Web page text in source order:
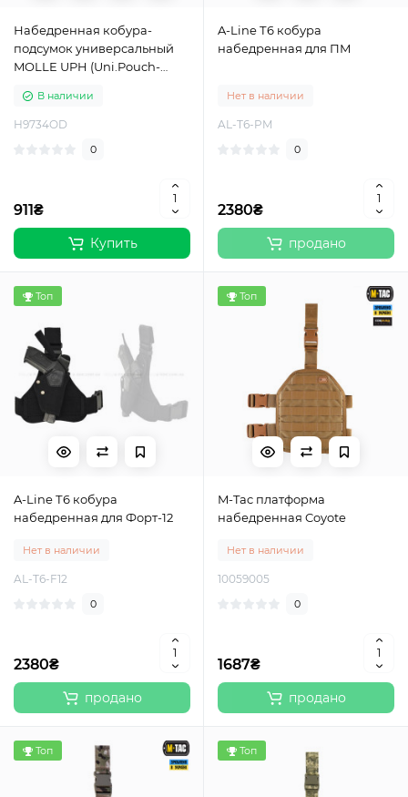
Набедренная кобура-
подсумок универсальный
MOLLE UPH (Uni.Pouch-
В наличии
H9734OD
0
911₴
Купить
A-Line Т6 кобура
набедренная для ПМ
Нет в наличии
AL-T6-PM
0
2380₴
продано
Топ
A-Line Т6 кобура
набедренная для Форт-12
Нет в наличии
AL-T6-F12
0
2380₴
продано
Топ
M-Tac платформа
набедренная Coyote
Нет в наличии
10059005
0
1687₴
продано
Топ Топ